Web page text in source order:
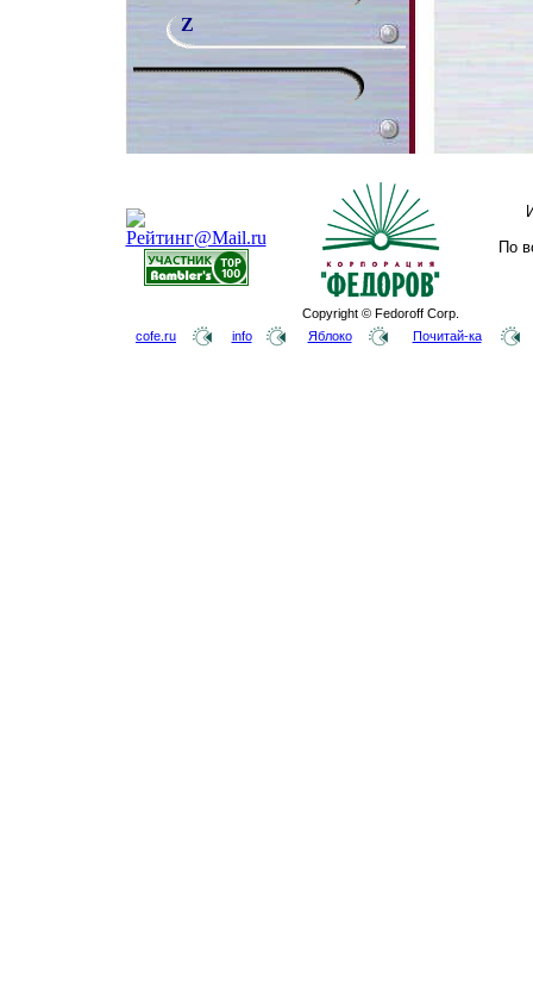
Z
Copyright © Fedoroff Corp.
По
cofe.ru info Яблоко Почитай-ка